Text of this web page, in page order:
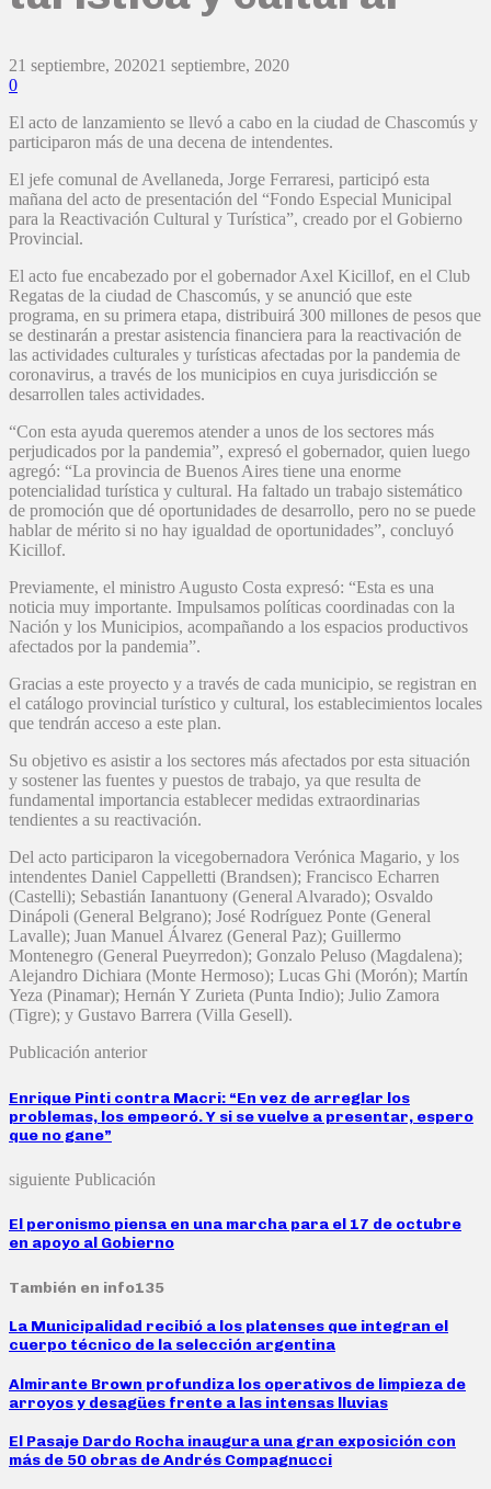
21 septiembre, 202021 septiembre, 2020
0
El acto de lanzamiento se llevó a cabo en la ciudad de Chascomús y
participaron más de una decena de intendentes.
El jefe comunal de Avellaneda, Jorge Ferraresi, participó esta
mañana del acto de presentación del “Fondo Especial Municipal
para la Reactivación Cultural y Turística”, creado por el Gobierno
Provincial.
El acto fue encabezado por el gobernador Axel Kicillof, en el Club
Regatas de la ciudad de Chascomús, y se anunció que este
programa, en su primera etapa, distribuirá 300 millones de pesos que
se destinarán a prestar asistencia financiera para la reactivación de
las actividades culturales y turísticas afectadas por la pandemia de
coronavirus, a través de los municipios en cuya jurisdicción se
desarrollen tales actividades.
“Con esta ayuda queremos atender a unos de los sectores más
perjudicados por la pandemia”, expresó el gobernador, quien luego
agregó: “La provincia de Buenos Aires tiene una enorme
potencialidad turística y cultural. Ha faltado un trabajo sistemático
de promoción que dé oportunidades de desarrollo, pero no se puede
hablar de mérito si no hay igualdad de oportunidades”, concluyó
Kicillof.
Previamente, el ministro Augusto Costa expresó: “Esta es una
noticia muy importante. Impulsamos políticas coordinadas con la
Nación y los Municipios, acompañando a los espacios productivos
afectados por la pandemia”.
Gracias a este proyecto y a través de cada municipio, se registran en
el catálogo provincial turístico y cultural, los establecimientos locales
que tendrán acceso a este plan.
Su objetivo es asistir a los sectores más afectados por esta situación
y sostener las fuentes y puestos de trabajo, ya que resulta de
fundamental importancia establecer medidas extraordinarias
tendientes a su reactivación.
Del acto participaron la vicegobernadora Verónica Magario, y los
intendentes Daniel Cappelletti (Brandsen); Francisco Echarren
(Castelli); Sebastián Ianantuony (General Alvarado); Osvaldo
Dinápoli (General Belgrano); José Rodríguez Ponte (General
Lavalle); Juan Manuel Álvarez (General Paz); Guillermo
Montenegro (General Pueyrredon); Gonzalo Peluso (Magdalena);
Alejandro Dichiara (Monte Hermoso); Lucas Ghi (Morón); Martín
Yeza (Pinamar); Hernán Y Zurieta (Punta Indio); Julio Zamora
(Tigre); y Gustavo Barrera (Villa Gesell).
Publicación anterior
Enrique Pinti contra Macri: “En vez de arreglar los
problemas, los empeoró. Y si se vuelve a presentar, espero
que no gane”
siguiente Publicación
El peronismo piensa en una marcha para el 17 de octubre
en apoyo al Gobierno
También en info135
La Municipalidad recibió a los platenses que integran el
cuerpo técnico de la selección argentina
Almirante Brown profundiza los operativos de limpieza de
arroyos y desagües frente a las intensas lluvias
El Pasaje Dardo Rocha inaugura una gran exposición con
más de 50 obras de Andrés Compagnucci